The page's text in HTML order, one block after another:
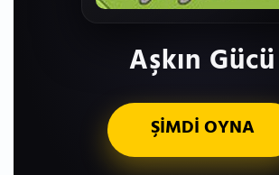
Aşkın Gücü
ŞİMDİ OYNA